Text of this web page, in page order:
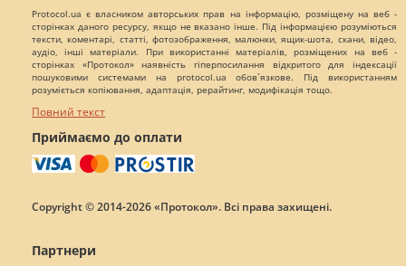
Protocol.ua є власником авторських прав на інформацію, розміщену на веб -
сторінках даного ресурсу, якщо не вказано інше. Під інформацією розуміються
тексти, коментарі, статті, фотозображення, малюнки, ящик-шота, скани, відео,
аудіо, інші матеріали. При використанні матеріалів, розміщених на веб -
сторінках «Протокол» наявність гіперпосилання відкритого для індексації
пошуковими системами на protocol.ua обов`язкове. Під використанням
розуміється копіювання, адаптація, рерайтинг, модифікація тощо.
Повний текст
Приймаємо до оплати
Copyright © 2014-2026 «Протокол». Всі права захищені.
Партнери